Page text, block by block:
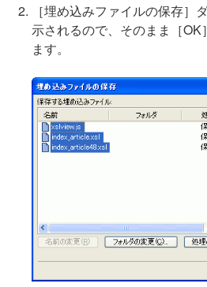
［埋め込みファイルの保存］
示されるので、そのまま［OK
ます。